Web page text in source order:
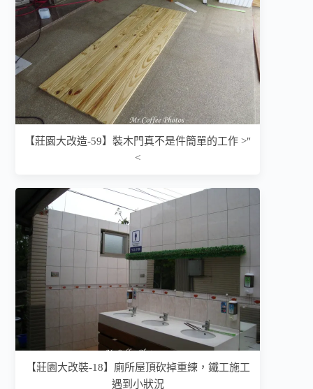
【莊園大改造-59】裝木門真不是件簡單的工作 >"
<
【莊園大改裝-18】廁所屋頂砍掉重練，鐵工施工
遇到小狀況